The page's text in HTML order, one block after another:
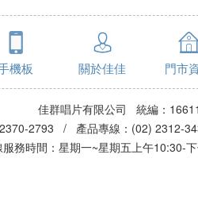
機板 關於佳佳 門市
佳群唱片有限公司 統編：
2370-2793 / 產品專線：(02)
服務時間：星期一~星期五上午10:30-